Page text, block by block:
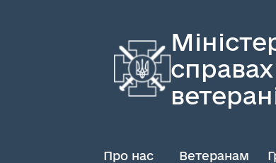
справах
Про нас Ветеранам